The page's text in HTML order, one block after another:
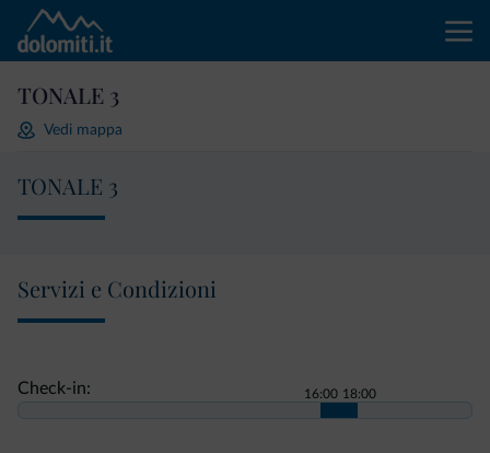
TONALE 3
Vedi mappa
TONALE 3
Servizi e Condizioni
Check-in: 16:00 18:00